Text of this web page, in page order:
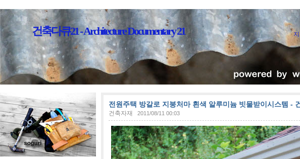
건축다큐21 - Architecture Documentary 21
전원주택 방갈로 지붕처마 흰색 알루미늄 빗물받이시스템 -
건축자재 2011/08/11 00:03